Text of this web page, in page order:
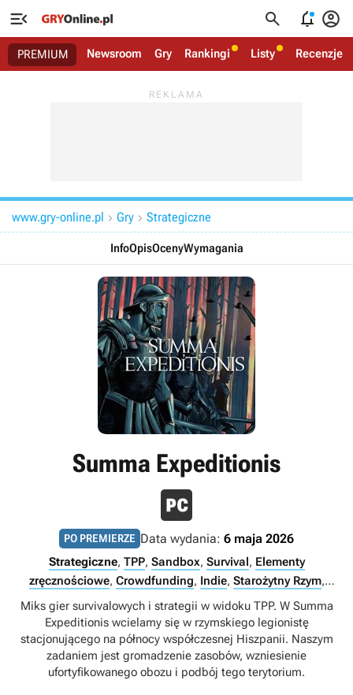
   
PREMIUM Newsroom Gry Rankingi Listy Recenzje
www.gry-online.pl  Gry  Strategiczne
InfoOpisOcenyWymagania
Summa Expeditionis
PO PREMIERZE Data wydania: 6 maja 2026
Strategiczne, TPP, Sandbox, Survival, Elementy
zręcznościowe, Crowdfunding, Indie, Starożytny Rzym,
Crafting, Singleplayer
Miks gier survivalowych i strategii w widoku TPP. W Summa
Expeditionis wcielamy się w rzymskiego legionistę
stacjonującego na północy współczesnej Hiszpanii. Naszym
zadaniem jest gromadzenie zasobów, wzniesienie
ufortyfikowanego obozu i podbój tego terytorium.